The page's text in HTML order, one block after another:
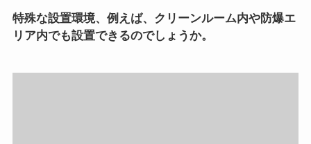
特殊な設置環境、例えば、クリーンルーム内や防爆エ
リア内でも設置できるのでしょうか。